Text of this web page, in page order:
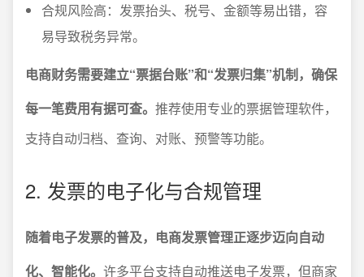
合规风险高：发票抬头、税号、金额等易出错，容
易导致税务异常。
电商财务需要建立“票据台账”和“发票归集”机制，确保
每一笔费用有据可查。 推荐使用专业的票据管理软件，
支持自动归档、查询、对账、预警等功能。
2. 发票的电子化与合规管理
随着电子发票的普及，电商发票管理正逐步迈向自动
化、智能化。 许多平台支持自动推送电子发票，但商家